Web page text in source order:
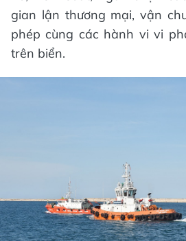
gian lận thương mại, vận
phép cùng các hành vi vi
trên biển.